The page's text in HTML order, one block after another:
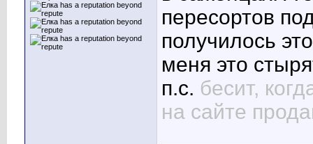
пересортов
получилось
меня это
п.с. бесит,
на сайте